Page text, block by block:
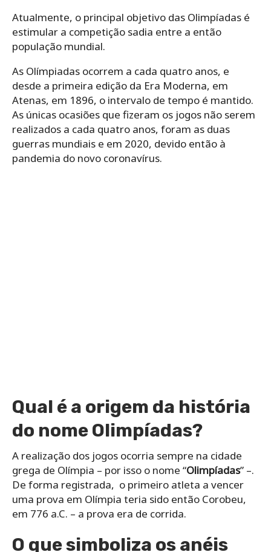
Atualmente, o principal objetivo das Olimpíadas é
estimular a competição sadia entre a então
população mundial.
As Olímpiadas ocorrem a cada quatro anos, e
desde a primeira edição da Era Moderna, em
Atenas, em 1896, o intervalo de tempo é mantido.
As únicas ocasiões que fizeram os jogos não serem
realizados a cada quatro anos, foram as duas
guerras mundiais e em 2020, devido então à
pandemia do novo coronavírus.
Qual é a origem da história
do nome Olimpíadas?
A realização dos jogos ocorria sempre na cidade
grega de Olímpia – por isso o nome “Olimpíadas” –.
De forma registrada, o primeiro atleta a vencer
uma prova em Olímpia teria sido então Corobeu,
em 776 a.C. – a prova era de corrida.
O que simboliza os anéis